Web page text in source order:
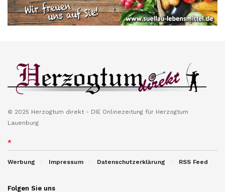
© 2025 Herzogtum direkt - DIE Onlinezeitung für Herzogtum
Lauenburg
*
Werbung Impressum Datenschutzerklärung RSS Feed
Folgen Sie uns